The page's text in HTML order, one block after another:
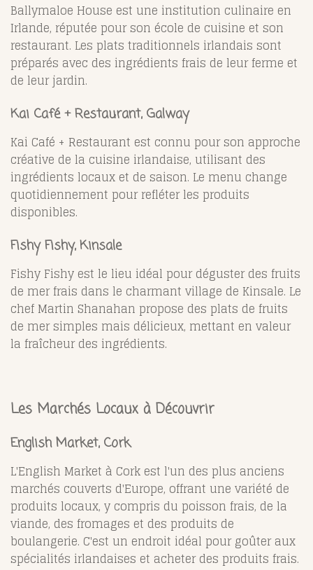
Ballymaloe House est une institution culinaire en
Irlande, réputée pour son école de cuisine et son
restaurant. Les plats traditionnels irlandais sont
préparés avec des ingrédients frais de leur ferme et
de leur jardin.
Kai Café + Restaurant, Galway
Kai Café + Restaurant est connu pour son approche
créative de la cuisine irlandaise, utilisant des
ingrédients locaux et de saison. Le menu change
quotidiennement pour refléter les produits
disponibles.
Fishy Fishy, Kinsale
Fishy Fishy est le lieu idéal pour déguster des fruits
de mer frais dans le charmant village de Kinsale. Le
chef Martin Shanahan propose des plats de fruits
de mer simples mais délicieux, mettant en valeur
la fraîcheur des ingrédients.
Les Marchés Locaux à Découvrir
English Market, Cork
L'English Market à Cork est l'un des plus anciens
marchés couverts d'Europe, offrant une variété de
produits locaux, y compris du poisson frais, de la
viande, des fromages et des produits de
boulangerie. C'est un endroit idéal pour goûter aux
spécialités irlandaises et acheter des produits frais.